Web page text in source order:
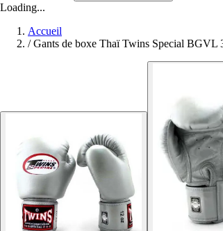
Loading...
Accueil
/ Gants de boxe Thaï Twins Special BGVL